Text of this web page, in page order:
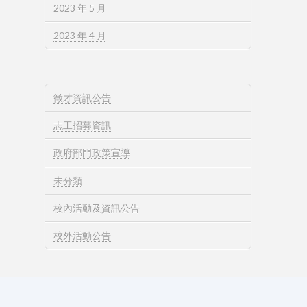
2023 年 5 月
2023 年 4 月
徵才資訊公告
志工招募資訊
政府部門政策宣導
未分類
校內活動及資訊公告
校外活動公告